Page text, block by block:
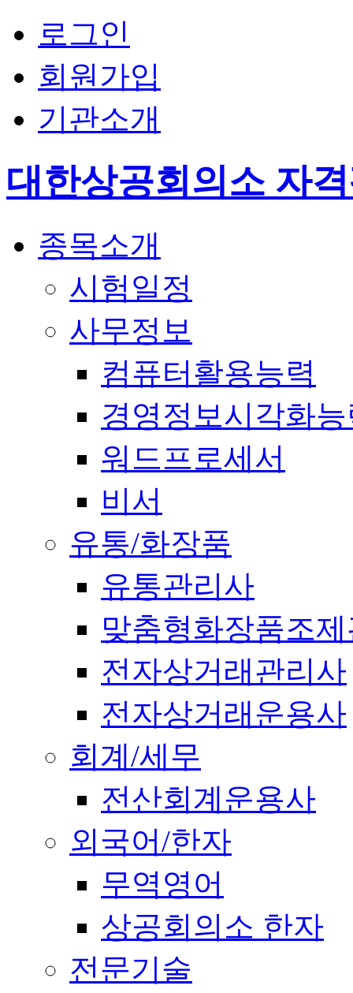
로그인
회원가입
기관소개
대한상공회의소 자
종목소개
시험일정
사무정보
컴퓨터활용능력
경영정보시각화
워드프로세서
비서
유통/화장품
유통관리사
맞춤형화장품조
전자상거래관리사
전자상거래운용사
회계/세무
전산회계운용사
외국어/한자
무역영어
상공회의소 한자
전문기술